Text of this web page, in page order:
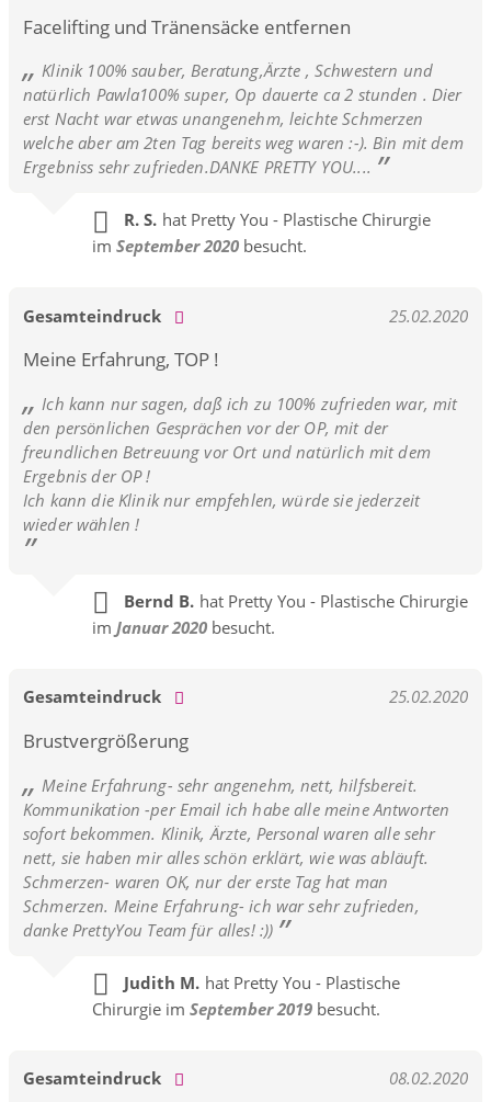
Facelifting und Tränensäcke entfernen
Klinik 100% sauber, Beratung,Ärzte , Schwestern und
natürlich Pawla100% super, Op dauerte ca 2 stunden . Dier
erst Nacht war etwas unangenehm, leichte Schmerzen
welche aber am 2ten Tag bereits weg waren :-). Bin mit dem
Ergebniss sehr zufrieden.DANKE PRETTY YOU....
R. S. hat Pretty You - Plastische Chirurgie
im September 2020 besucht.
Gesamteindruck 25.02.2020
Meine Erfahrung, TOP !
Ich kann nur sagen, daß ich zu 100% zufrieden war, mit
den persönlichen Gesprächen vor der OP, mit der
freundlichen Betreuung vor Ort und natürlich mit dem
Ergebnis der OP !
Ich kann die Klinik nur empfehlen, würde sie jederzeit
wieder wählen !
Bernd B. hat Pretty You - Plastische Chirurgie
im Januar 2020 besucht.
Gesamteindruck 25.02.2020
Brustvergrößerung
Meine Erfahrung- sehr angenehm, nett, hilfsbereit.
Kommunikation -per Email ich habe alle meine Antworten
sofort bekommen. Klinik, Ärzte, Personal waren alle sehr
nett, sie haben mir alles schön erklärt, wie was abläuft.
Schmerzen- waren OK, nur der erste Tag hat man
Schmerzen. Meine Erfahrung- ich war sehr zufrieden,
danke PrettyYou Team für alles! :))
Judith M. hat Pretty You - Plastische
Chirurgie im September 2019 besucht.
Gesamteindruck 08.02.2020